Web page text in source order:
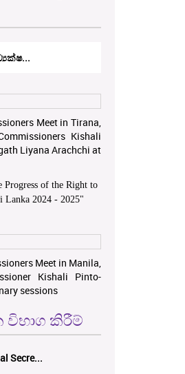
Meet in Tirana,
Kishali
Liyana Arachchi at
Progress of the Right to
Lanka 2024 - 2025"
Meet in Manila,
Kishali Pinto-
sessions
කිරීම්
Secre...